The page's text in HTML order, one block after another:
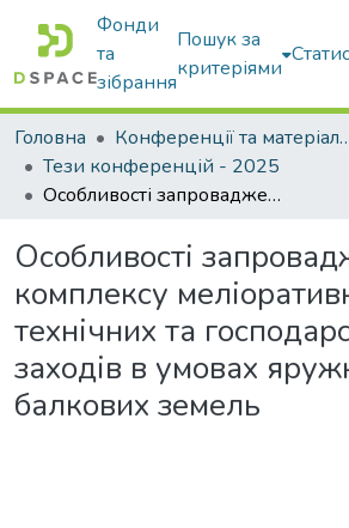
Фонди
та
зібрання
Пошук за
критеріями
Головна
Конференції та
Тези конференцій - 2025
Особливості запровадження комплексу меліоративно-технічних та господарських заходів в умовах яружно-балкових земель
Особливості
комплексу
технічних та
заходів в умовах
балкових земель